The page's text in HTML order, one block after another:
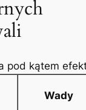
pod kątem
Wady